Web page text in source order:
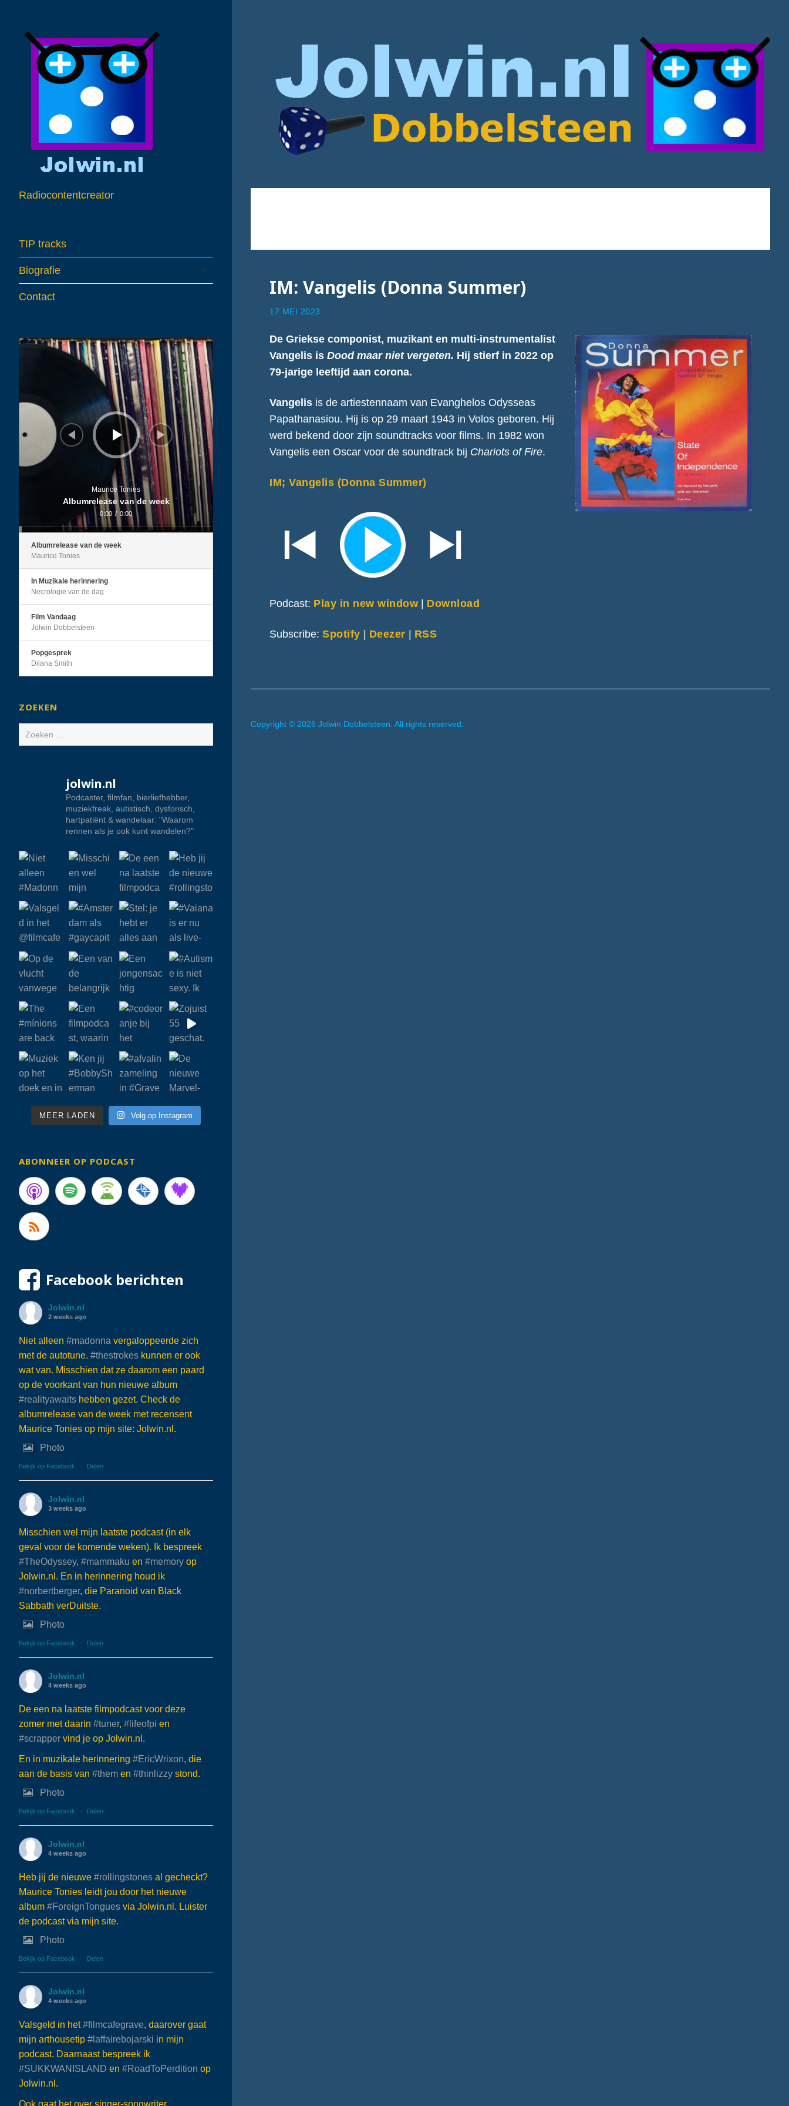
Radiocontentcreator
TIP tracks
Biografie
child
menu
Contact
Audiospeler
Maurice Tonies
Albumrelease van de week
0:00 / 0:00
Albumrelease van de week
Maurice Tonies
In Muzikale herinnering
Necrologie van de dag
Film Vandaag
Jolwin Dobbelsteen
Popgesprek
Dilana Smith
ZOEKEN
Zoeken
naar:
jolwin.nl
Podcaster, filmfan, bierliefhebber,
muziekfreak, autistisch, dysforisch,
hartpatiënt & wandelaar: "Waarom
rennen als je ook kunt wandelen?"
MEER LADEN Volg op Instagram
ABONNEER OP PODCAST
Facebook berichten
Jolwin.nl
2 weeks ago
Niet alleen #madonna vergaloppeerde zich
met de autotune. #thestrokes kunnen er ook
wat van. Misschien dat ze daarom een paard
op de voorkant van hun nieuwe album
#realityawaits hebben gezet. Check de
albumrelease van de week met recensent
Maurice Tonies op mijn site: Jolwin.nl.
Photo
Bekijk op Facebook · Delen
Jolwin.nl
3 weeks ago
Misschien wel mijn laatste podcast (in elk
geval voor de komende weken). Ik bespreek
#TheOdyssey, #mammaku en #memory op
Jolwin.nl. En in herinnering houd ik
#norbertberger, die Paranoid van Black
Sabbath verDuitste.
Photo
Bekijk op Facebook · Delen
Jolwin.nl
4 weeks ago
De een na laatste filmpodcast voor deze
zomer met daarin #tuner, #lifeofpi en
#scrapper vind je op Jolwin.nl.
En in muzikale herinnering #EricWrixon, die
aan de basis van #them en #thinlizzy stond.
Photo
Bekijk op Facebook · Delen
Jolwin.nl
4 weeks ago
Heb jij de nieuwe #rollingstones al gecheckt?
Maurice Tonies leidt jou door het nieuwe
album #ForeignTongues via Jolwin.nl. Luister
de podcast via mijn site.
Photo
Bekijk op Facebook · Delen
Jolwin.nl
4 weeks ago
Valsgeld in het#filmcafegrave, daarover gaat
mijn arthousetip #laffairebojarski in mijn
podcast. Daarnaast bespreek ik
#SUKKWANISLAND en #RoadToPerdition op
Jolwin.nl.
Ook gaat het over singer-songwriter
IM: Vangelis (Donna Summer)
17 MEI 2023
De Griekse componist, muzikant en multi-instrumentalist
Vangelis isDood maar niet vergeten. Hij stierf in 2022 op
79-jarige leeftijd aan corona.
Vangelis is de artiestennaam van Evanghelos Odysseas
Papathanasiou. Hij is op 29 maart 1943 in Volos geboren. Hij
werd bekend door zijn soundtracks voor films. In 1982 won
Vangelis een Oscar voor de soundtrack bij Chariots of Fire.
IM; Vangelis (Donna Summer)
Podcast: Play in new window | Download
Subscribe:Spotify | Deezer | RSS
Copyright © 2026 Jolwin Dobbelsteen. All rights reserved.